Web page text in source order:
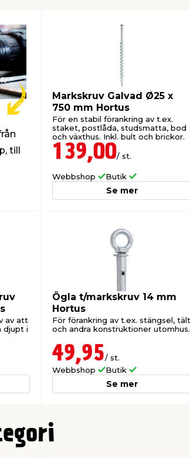
till
Markskruv Galvad Ø25 x
750 mm Hortus
För en stabil förankring av t.ex.
staket, postlåda, studsmatta, bod
och växthus. Inkl. bult och brickor.
139,00/ st.
Webbshop Butik
Se mer
av att
djupt i
Ögla t/markskruv 14 mm
Hortus
För förankring av t.ex. stängsel, tält
och andra konstruktioner utomhus.
49,95/ st.
Webbshop
Butik
Se mer